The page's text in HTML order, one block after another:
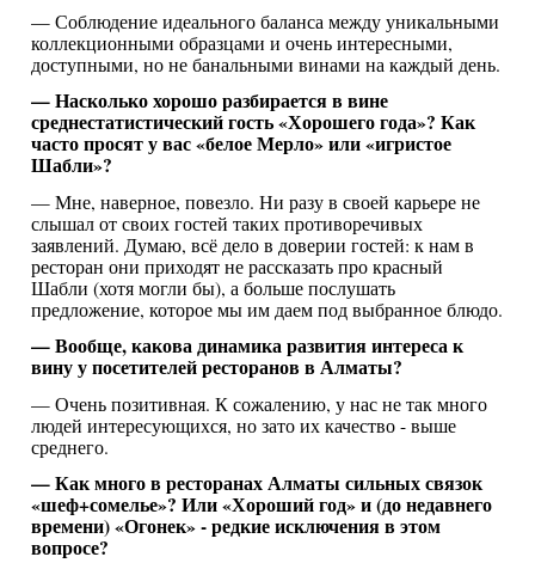
— Соблюдение идеального баланса между уникальными
коллекционными образцами и очень интересными,
доступными, но не банальными винами на каждый день.
— Насколько хорошо разбирается в вине
среднестатистический гость «Хорошего года»? Как
часто просят у вас «белое Мерло» или «игристое
Шабли»?
— Мне, наверное, повезло. Ни разу в своей карьере не
слышал от своих гостей таких противоречивых
заявлений. Думаю, всё дело в доверии гостей: к нам в
ресторан они приходят не рассказать про красный
Шабли (хотя могли бы), а больше послушать
предложение, которое мы им даем под выбранное блюдо.
— Вообще, какова динамика развития интереса к
вину у посетителей ресторанов в Алматы?
— Очень позитивная. К сожалению, у нас не так много
людей интересующихся, но зато их качество - выше
среднего.
— Как много в ресторанах Алматы сильных связок
«шеф+сомелье»? Или «Хороший год» и (до недавнего
времени) «Огонек» - редкие исключения в этом
вопросе?